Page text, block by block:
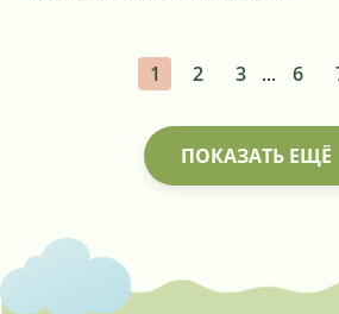
1 2 3 ... 6
ПОКАЗАТЬ ЕЩЁ